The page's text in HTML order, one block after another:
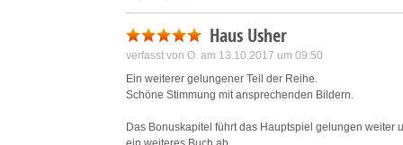
Haus Usher
verfasst von O. am 13.10.2017 um 09:50
Ein weiterer gelungener Teil der Reihe.
Schöne Stimmung mit ansprechenden Bildern.
Das Bonuskapitel führt das Hauptspiel gelungen weiter